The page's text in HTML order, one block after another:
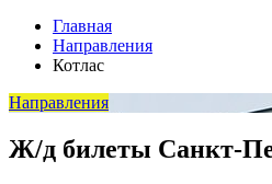
Главная
Направления
Котлас
Направления
Ж/д билеты Санкт-